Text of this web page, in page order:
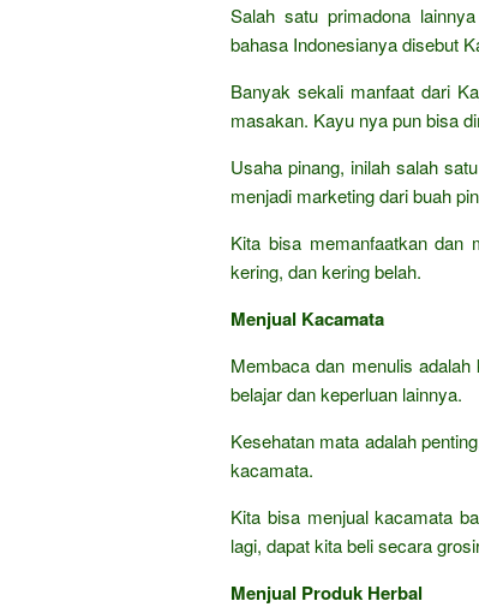
Salah satu primadona
bahasa Indonesianya disebut
Banyak sekali manfaat dari
masakan. Kayu nya pun bisa
Usaha pinang, inilah salah
menjadi marketing dari buah
Kita bisa memanfaatkan dan
kering, dan kering belah.
Menjual Kacamata
Membaca dan menulis
belajar dan keperluan lainnya.
Kesehatan mata adalah
kacamata.
Kita bisa menjual kacamata
lagi, dapat kita beli secara
Menjual Produk Herbal